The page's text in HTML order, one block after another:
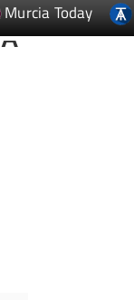
Murcia Today